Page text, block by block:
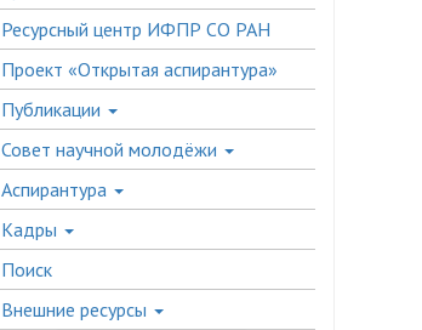
Ресурсный центр ИФПР СО РАН
Проект «Открытая аспирантура»
Публикации
Совет научной молодёжи
Аспирантура
Кадры
Поиск
Внешние ресурсы